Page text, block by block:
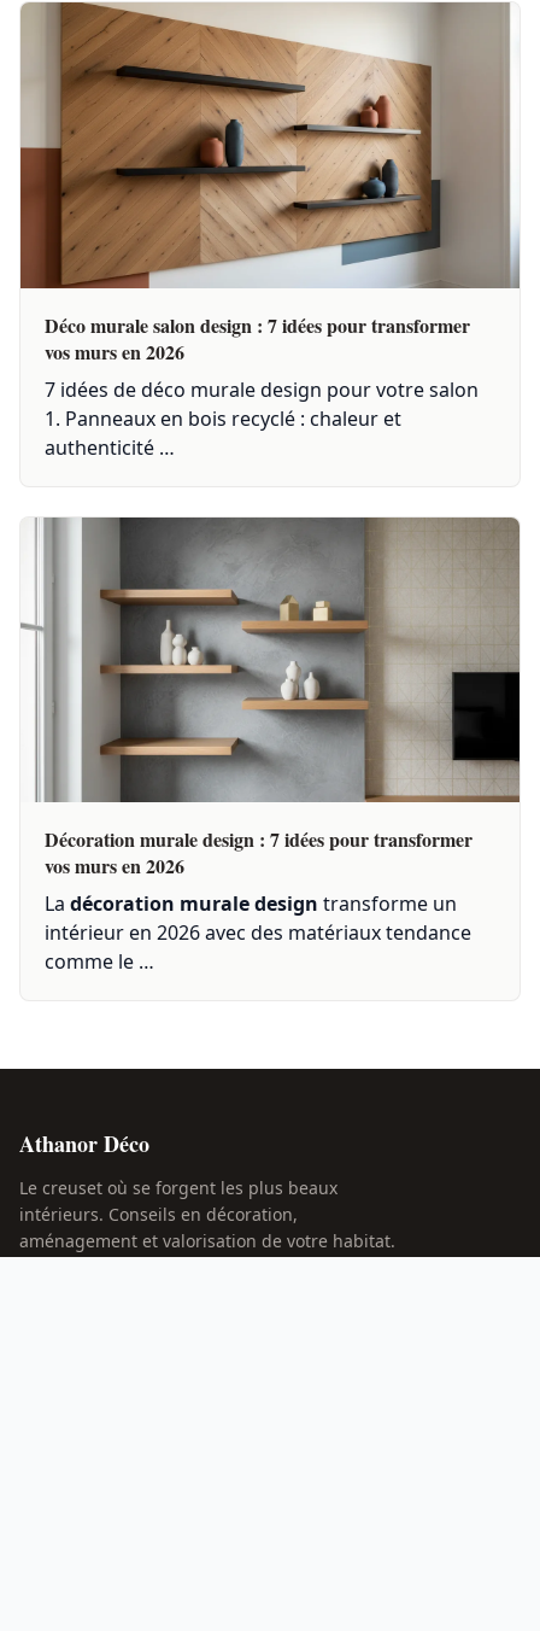
Déco murale salon design : 7 idées pour transformer
vos murs en 2026
7 idées de déco murale design pour votre salon
1. Panneaux en bois recyclé : chaleur et
authenticité …
Décoration murale design : 7 idées pour transformer
vos murs en 2026
La décoration murale design transforme un
intérieur en 2026 avec des matériaux tendance
comme le …
Athanor Déco
Le creuset où se forgent les plus beaux
intérieurs. Conseils en décoration,
aménagement et valorisation de votre habitat.